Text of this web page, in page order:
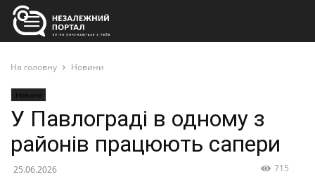
На головну Новини
Новини
У Павлограді в одному з
районів працюють сапери
25.06.2026 715